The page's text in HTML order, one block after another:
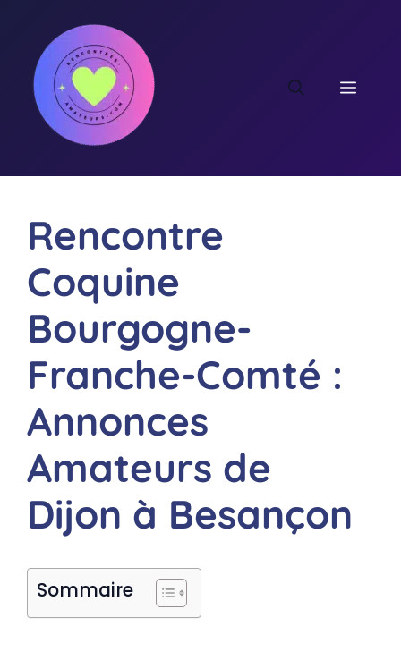
contenu
Rencontre
Coquine
Bourgogne-
Franche-Comté :
Annonces
Amateurs de
Dijon à Besançon
Sommaire